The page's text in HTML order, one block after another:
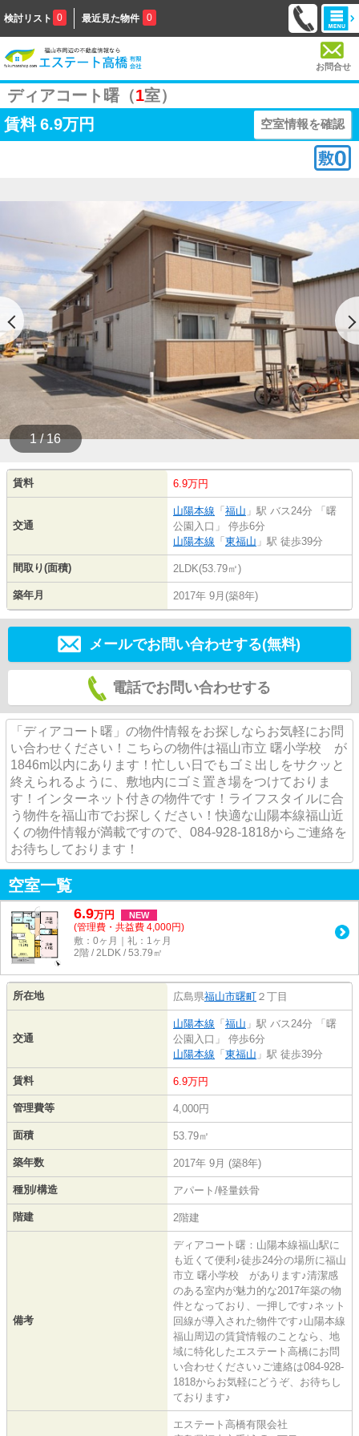
検討リスト 0 最近見た物件 0
お問合せ
ディアコート曙（1室）
賃料 6.9万円 空室情報を確認
1 / 16
賃料 6.9万円
交通
山陽本線 「 福山 」駅 バス24分 「曙
公園入口」 停歩6分
山陽本線 「 東福山 」駅 徒歩39分
間取り(面積) 2LDK(53.79㎡)
築年月 2017年 9月(築8年)
メールでお問い合わせする(無料)
電話でお問い合わせする
「ディアコート曙」の物件情報をお探しならお気軽にお問
い合わせください！こちらの物件は福山市立 曙小学校 が
1846m以内にあります！忙しい日でもゴミ出しをサクッと
終えられるように、敷地内にゴミ置き場をつけておりま
す！インターネット付きの物件です！ライフスタイルに合
う物件を福山市でお探しください！快適な山陽本線福山近
くの物件情報が満載ですので、084-928-1818からご連絡を
お待ちしております！
空室一覧
6.9万円 NEW
(管理費・共益費 4,000円)
敷：0ヶ月｜礼：1ヶ月
2階 / 2LDK / 53.79㎡
所在地 広島県福山市曙町 ２丁目
交通
山陽本線 「 福山 」駅 バス24分 「曙
公園入口」 停歩6分
山陽本線 「 東福山 」駅 徒歩39分
賃料 6.9万円
管理費等 4,000円
面積 53.79㎡
築年数 2017年 9月 (築8年)
種別/構造 アパート/軽量鉄骨
階建 2階建
備考
ディアコート曙：山陽本線福山駅に
も近くて便利♪徒歩24分の場所に福山
市立 曙小学校 があります♪清潔感
のある室内が魅力的な2017年築の物
件となっており、一押しです♪ネット
回線が導入された物件です♪山陽本線
福山周辺の賃貸情報のことなら、地
域に特化したエステート高橋にお問
い合わせください♪ご連絡は084-928-
1818からお気軽にどうぞ、お待ちし
ております♪
エステート高橋有限会社